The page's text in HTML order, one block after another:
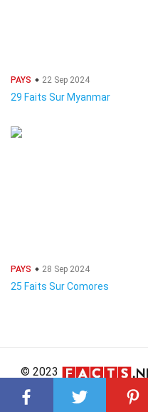
PAYS 22 Sep 2024
29 Faits Sur Myanmar
PAYS 28 Sep 2024
25 Faits Sur Comores
© 2023